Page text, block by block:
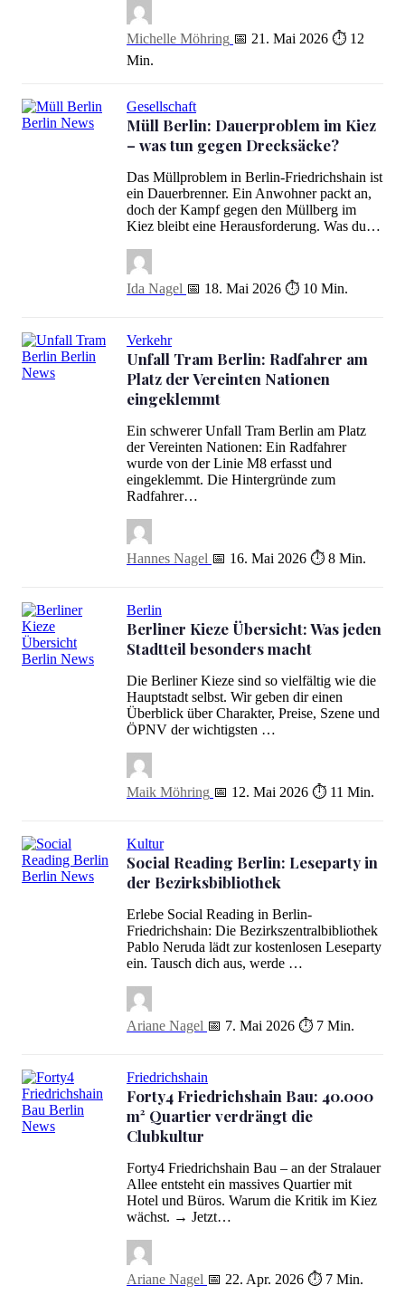
Michelle Möhring 📅 21. Mai 2026 ⏱ 12
Min.
Müll Berlin: Dauerproblem im Kiez – was tun gegen Drecksäcke?
Gesellschaft
Müll Berlin: Dauerproblem im Kiez
– was tun gegen Drecksäcke?
Das Müllproblem in Berlin-Friedrichshain ist
ein Dauerbrenner. Ein Anwohner packt an,
doch der Kampf gegen den Müllberg im
Kiez bleibt eine Herausforderung. Was du…
Ida Nagel 📅 18. Mai 2026 ⏱ 10 Min.
Unfall Tram Berlin: Radfahrer am Platz der Vereinten Nationen
Verkehr
Unfall Tram Berlin: Radfahrer am
Platz der Vereinten Nationen
eingeklemmt
Ein schwerer Unfall Tram Berlin am Platz
der Vereinten Nationen: Ein Radfahrer
wurde von der Linie M8 erfasst und
eingeklemmt. Die Hintergründe zum
Radfahrer…
Hannes Nagel 📅 16. Mai 2026 ⏱ 8 Min.
Berliner Kieze Übersicht: Was jeden Stadtteil besonders macht
Berlin
Berliner Kieze Übersicht: Was jeden
Stadtteil besonders macht
Die Berliner Kieze sind so vielfältig wie die
Hauptstadt selbst. Wir geben dir einen
Überblick über Charakter, Preise, Szene und
ÖPNV der wichtigsten …
Maik Möhring 📅 12. Mai 2026 ⏱ 11 Min.
Social Reading Berlin: Leseparty in der Bezirksbibliothek
Kultur
Social Reading Berlin: Leseparty in
der Bezirksbibliothek
Erlebe Social Reading in Berlin-
Friedrichshain: Die Bezirkszentralbibliothek
Pablo Neruda lädt zur kostenlosen Leseparty
ein. Tausch dich aus, werde …
Ariane Nagel 📅 7. Mai 2026 ⏱ 7 Min.
Forty4 Friedrichshain Bau: 40.000 m² Quartier verdrängt die
Friedrichshain
Forty4 Friedrichshain Bau: 40.000
m² Quartier verdrängt die
Clubkultur
Forty4 Friedrichshain Bau – an der Stralauer
Allee entsteht ein massives Quartier mit
Hotel und Büros. Warum die Kritik im Kiez
wächst. → Jetzt…
Ariane Nagel 📅 22. Apr. 2026 ⏱ 7 Min.